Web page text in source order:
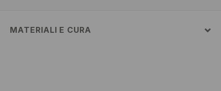
MATERIALI E CURA